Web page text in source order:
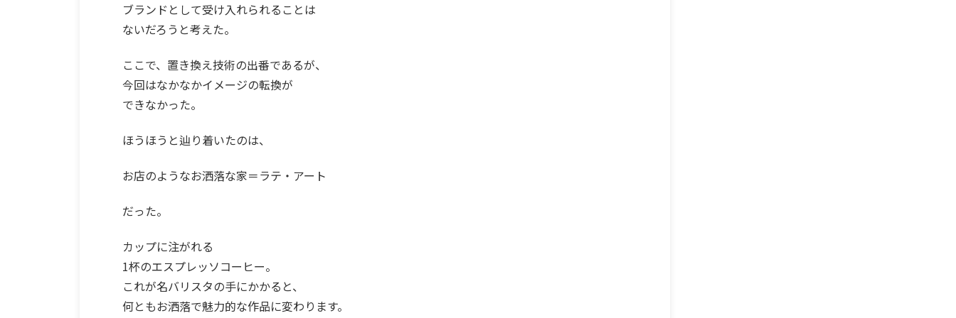
ブランドとして受け入れられることは
ないだろうと考えた。
ここで、置き換え技術の出番であるが、
今回はなかなかイメージの転換が
できなかった。
ほうほうと辿り着いたのは、
お店のようなお洒落な家＝ラテ・アート
だった。
カップに注がれる
1杯のエスプレッソコーヒー。
これが名バリスタの手にかかると、
何ともお洒落で魅力的な作品に変わります。